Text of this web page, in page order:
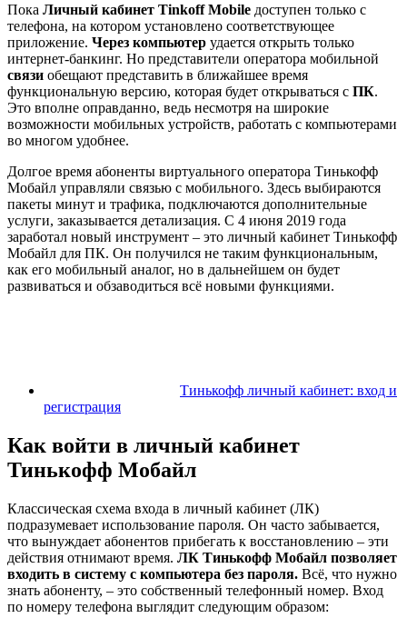
Пока Личный кабинет Tinkoff Mobile доступен только с
телефона, на котором установлено соответствующее
приложение. Через компьютер удается открыть только
интернет-банкинг. Но представители оператора мобильной
связи обещают представить в ближайшее время
функциональную версию, которая будет открываться с ПК.
Это вполне оправданно, ведь несмотря на широкие
возможности мобильных устройств, работать с компьютерами
во многом удобнее.
Долгое время абоненты виртуального оператора Тинькофф
Мобайл управляли связью с мобильного. Здесь выбираются
пакеты минут и трафика, подключаются дополнительные
услуги, заказывается детализация. С 4 июня 2019 года
заработал новый инструмент – это личный кабинет Тинькофф
Мобайл для ПК. Он получился не таким функциональным,
как его мобильный аналог, но в дальнейшем он будет
развиваться и обзаводиться всё новыми функциями.
Тинькофф личный кабинет: вход и
регистрация
Как войти в личный кабинет
Тинькофф Мобайл
Классическая схема входа в личный кабинет (ЛК)
подразумевает использование пароля. Он часто забывается,
что вынуждает абонентов прибегать к восстановлению – эти
действия отнимают время. ЛК Тинькофф Мобайл позволяет
входить в систему с компьютера без пароля. Всё, что нужно
знать абоненту, – это собственный телефонный номер. Вход
по номеру телефона выглядит следующим образом: